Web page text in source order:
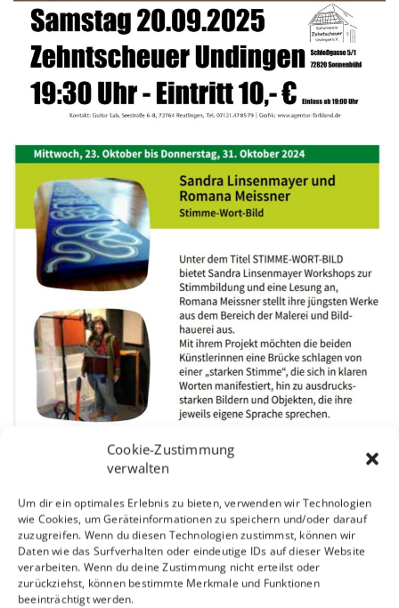
Cookie-Zustimmung
verwalten
Um dir ein optimales Erlebnis zu bieten, verwenden wir Technologien
wie Cookies, um Geräteinformationen zu speichern und/oder darauf
zuzugreifen. Wenn du diesen Technologien zustimmst, können wir
Daten wie das Surfverhalten oder eindeutige IDs auf dieser Website
verarbeiten. Wenn du deine Zustimmung nicht erteilst oder
zurückziehst, können bestimmte Merkmale und Funktionen
beeinträchtigt werden.